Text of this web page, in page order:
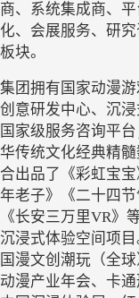
商、系统集成商、
化、会展服务、研
板块。
集团拥有国家动漫
创意研发中心、沉
国家级服务咨询平
华传统文化经典精
合出品了《彩虹宝
年老子》《二十四
《长安三万里VR》
沉浸式体验空间项
国漫文创潮玩（全
动漫产业年会、卡